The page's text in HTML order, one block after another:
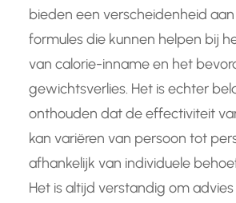
bieden een verscheidenheid
formules die kunnen helpen bij
van calorie-inname en het
gewichtsverlies. Het is echter
onthouden dat de effectiviteit
kan variëren van persoon tot
afhankelijk van individuele
Het is altijd verstandig om